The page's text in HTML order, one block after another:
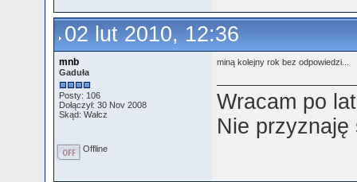
02 lut 2010, 12:36
mnb
Gaduła
Posty: 106
Dołączył: 30 Nov 2008
Skąd: Wałcz
miną kolejny rok bez odpowiedzi...
Wracam po
Nie
Offline